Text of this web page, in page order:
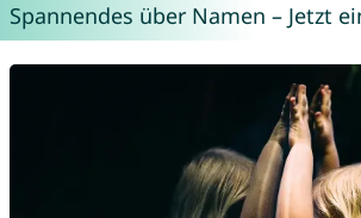
Spannendes über Namen – Jetzt